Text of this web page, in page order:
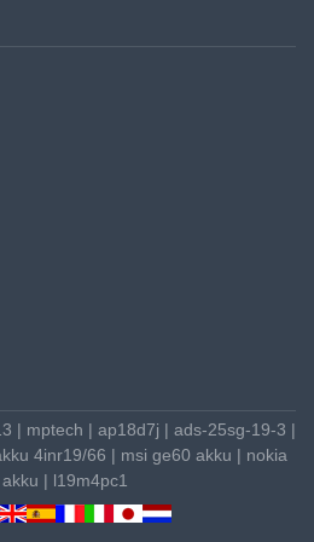
| mptech | ap18d7j | ads-25sg-19-3 |
4inr19/66 | msi ge60 akku | nokia
| l19m4pc1